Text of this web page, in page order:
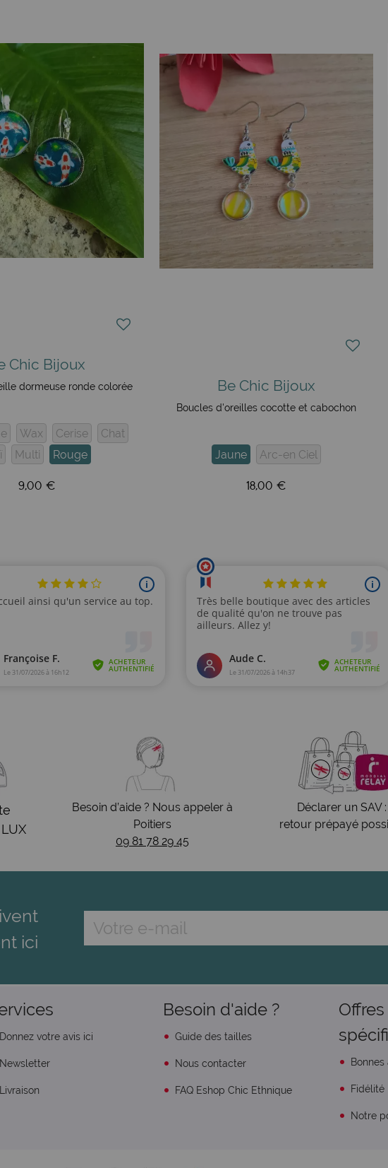
Chic Bijoux
dormeuse ronde colorée
Wax Cerise
Chat
Multi Rouge
9,00 €
Be Chic Bijoux
Boucles d'oreilles cocotte et cabochon
Jaune Arc-en Ciel
18,00 €
Besoin d’aide ? Nous appeler à
Poitiers
09 81 78 29 45
Déclarer un SAV :
retour prépayé
ici
Donnez votre avis ici
Newsletter
Livraison
Besoin d'aide ?
Guide des tailles
Nous contacter
FAQ Eshop Chic Ethnique
Bonnes
Fidélité
Notre